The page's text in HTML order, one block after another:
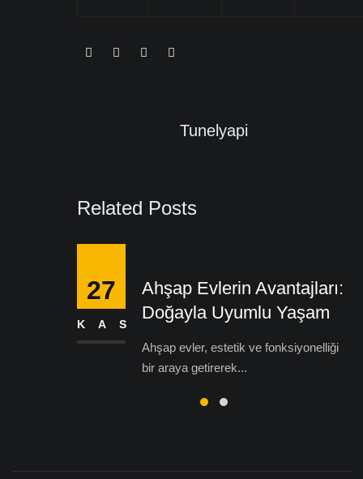
Tunelyapi
Related Posts
Ahşap Evlerin Avantajları:
Doğayla Uyumlu Yaşam
Ahşap evler, estetik ve fonksiyonelliği
bir araya getirerek...
27
KAS